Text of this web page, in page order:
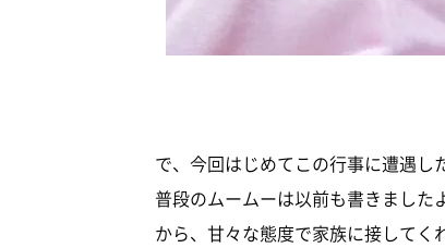
で、今回はじめてこの行事に遭遇し
普段のムームーは以前も書きまし
から、甘々な態度で家族に接して